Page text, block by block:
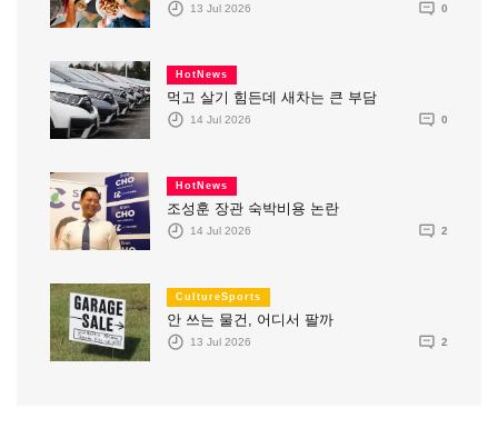
13 Jul 2026 0
HotNews
먹고 살기 힘든데 새차는 큰 부담
14 Jul 2026 0
HotNews
조성훈 장관 숙박비용 논란
14 Jul 2026 2
CultureSports
안 쓰는 물건, 어디서 팔까
13 Jul 2026 2